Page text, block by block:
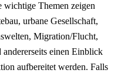
wichtige Themen zeigen
urbane Gesellschaft,
Migration/Flucht,
einen Einblick
aufbereitet werden. Falls